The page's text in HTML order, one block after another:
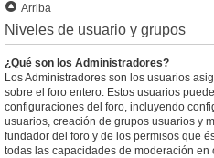
Arriba
Niveles de usuario y grupos
¿Qué son los Administradores?
Los Administradores son los usuarios
sobre el foro entero. Estos usuarios
configuraciones del foro, incluyendo
usuarios, creación de grupos usuarios y
fundador del foro y de los permisos que
todas las capacidades de moderación